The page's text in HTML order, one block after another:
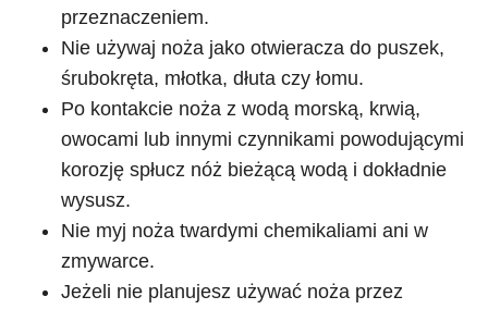
przeznaczeniem.
Nie używaj noża jako otwieracza do puszek,
śrubokręta, młotka, dłuta czy łomu.
Po kontakcie noża z wodą morską, krwią,
owocami lub innymi czynnikami powodującymi
korozję spłucz nóż bieżącą wodą i dokładnie
wysusz.
Nie myj noża twardymi chemikaliami ani w
zmywarce.
Jeżeli nie planujesz używać noża przez